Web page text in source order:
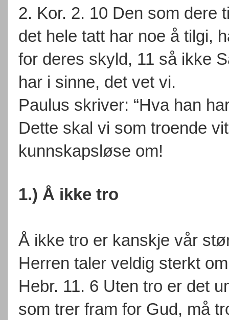
2. Kor. 2. 10 Den som dere
det hele tatt har noe å tilgi,
for deres skyld, 11 så ikke
har i sinne, det vet vi.
Paulus skriver: “Hva han
Dette skal vi som troende
kunnskapsløse om!
1.) Å ikke tro
Å ikke tro er kanskje vår
Herren taler veldig sterkt
Hebr. 11. 6 Uten tro er det
som trer fram for Gud, må